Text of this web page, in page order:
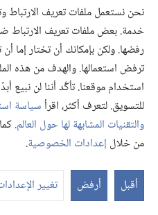
نحن نستعمل ملفات تعريف
خدمة. بعض ملفات تعريف الارتباط
رفضها. ولكن بإمكانك أن تختار إما
ترفض استعمالها. والهدف من هذه
استخدام موقعنا. تأكَّد أننا لن نبيع
للتسويق. لتعرف أكثر، اقرأسياسة
والتقنيات المشابهة لها حول العالم.
من خلال إعدادات الخصوصية.
أقبل أرفض تغيير
(يفتح
نافذة
جديدة) تطبيق ®
JW Library
مكتبة برج المراقبة
and Tract Society of Pennsylvania
شروط الاستخدام |